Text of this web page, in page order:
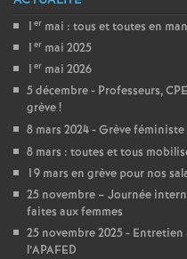
1 er mai : tous et toutes en
1 er mai 2025
1 er mai 2026
5 décembre - Professeurs,
grève!
8 mars 2024 - Grève féministe
8 mars : toutes et tous
19 mars en grève pour nos
25 novembre – Journée
faites aux femmes
25 novembre 2025 -
l’APAFED